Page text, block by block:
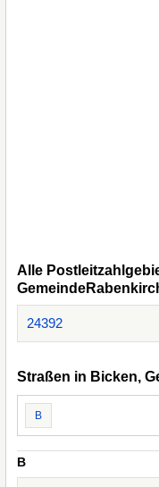
Alle
24392
Straßen in Bicken,
B
B